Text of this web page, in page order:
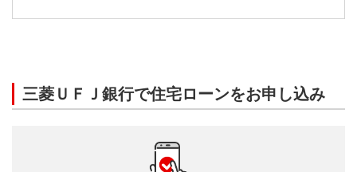
三菱ＵＦＪ銀行で住宅ローンをお申し込み